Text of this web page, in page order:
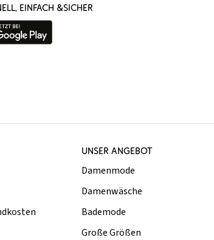
EINFACH &SICHER
UNSER ANGEBOT
Damenmode
Damenwäsche
Bademode
Große Größen